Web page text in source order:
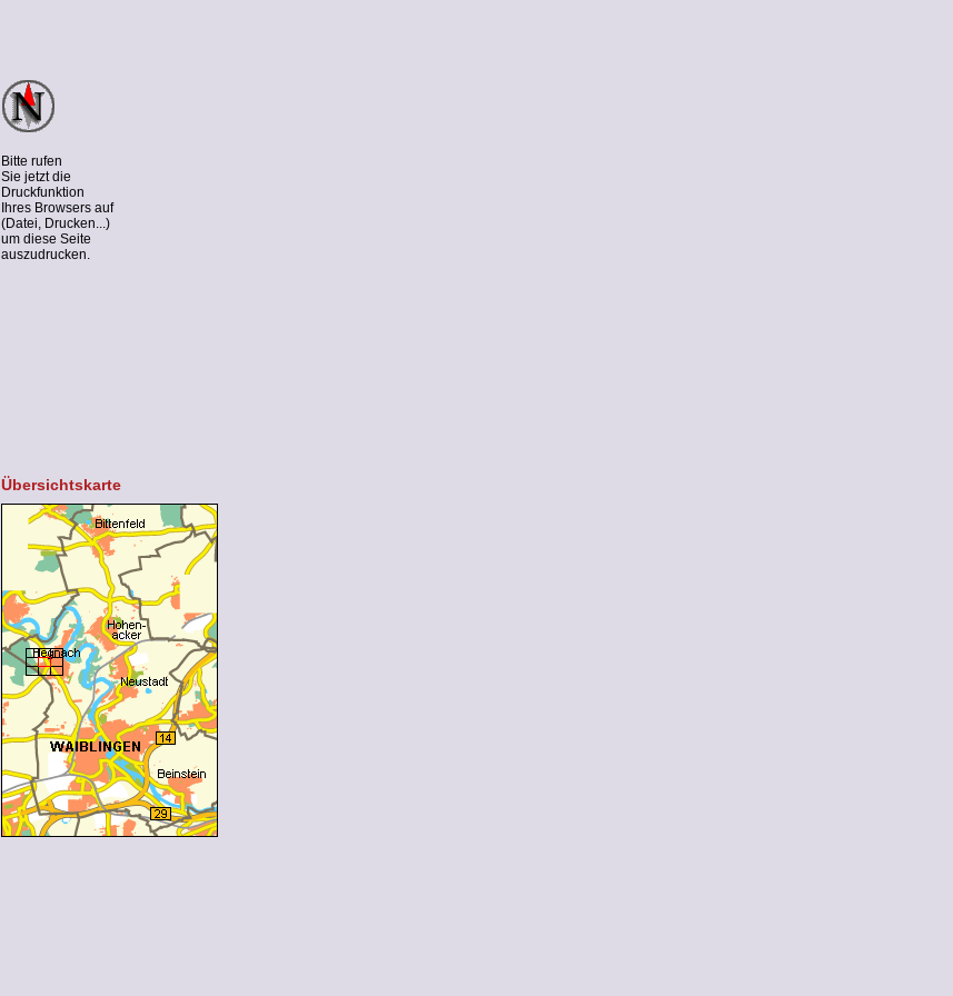
Bitte rufen
Sie jetzt die
Druckfunktion
Ihres Browsers auf
(Datei, Drucken...)
um diese Seite
auszudrucken.
Übersichtskarte